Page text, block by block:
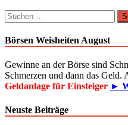
Suchen
nach:
Börsen Weisheiten August
Gewinne an der Börse sind
Schmerzen und dann das Geld.
Geldanlage für Einsteiger ►
Neuste Beiträge